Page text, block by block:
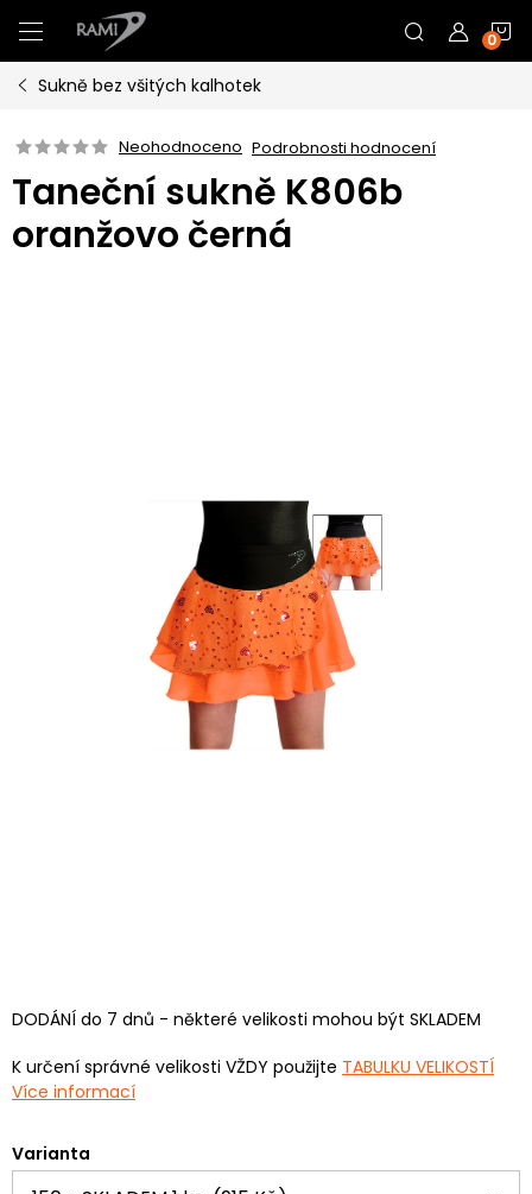
na
obsah
Sukně bez všitých kalhotek
Neohodnoceno Podrobnosti hodnocení
Taneční sukně K806b
oranžovo černá
DODÁNÍ do 7 dnů - některé velikosti mohou být SKLADEM
K určení správné velikosti VŽDY použijte TABULKU VELIKOSTÍ
Více informací
Varianta